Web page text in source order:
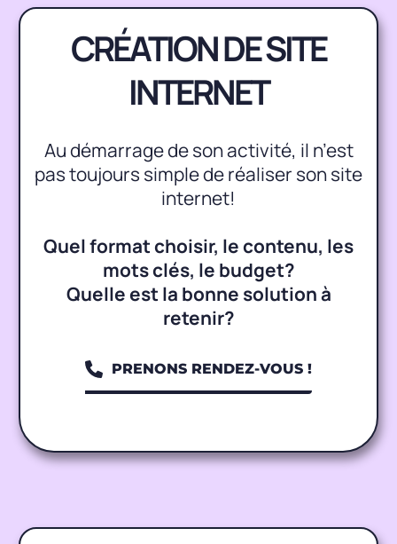
CRÉATION DE SITE
INTERNET
Au démarrage de son activité, il n’est
pas toujours simple de réaliser son site
internet!
Quel format choisir, le contenu, les
mots clés, le budget?
Quelle est la bonne solution à
retenir?
PRENONS RENDEZ-VOUS !